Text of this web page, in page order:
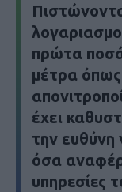
πρώτα
μέτρα όπως
έχει
την
όσα
υπηρεσίες